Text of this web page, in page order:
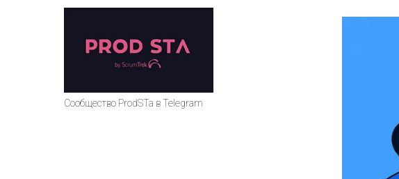
Сообщество ProdSTa в Telegram